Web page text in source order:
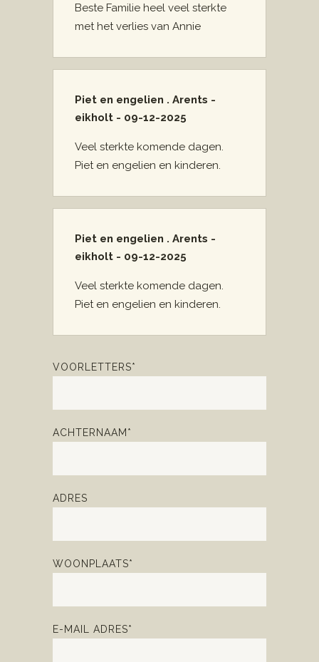
Beste Familie heel veel sterkte
met het verlies van Annie
Piet en engelien . Arents -
eikholt - 09-12-2025
Veel sterkte komende dagen.
Piet en engelien en kinderen.
Piet en engelien . Arents -
eikholt - 09-12-2025
Veel sterkte komende dagen.
Piet en engelien en kinderen.
VOORLETTERS*
ACHTERNAAM*
ADRES
WOONPLAATS*
E-MAIL ADRES*